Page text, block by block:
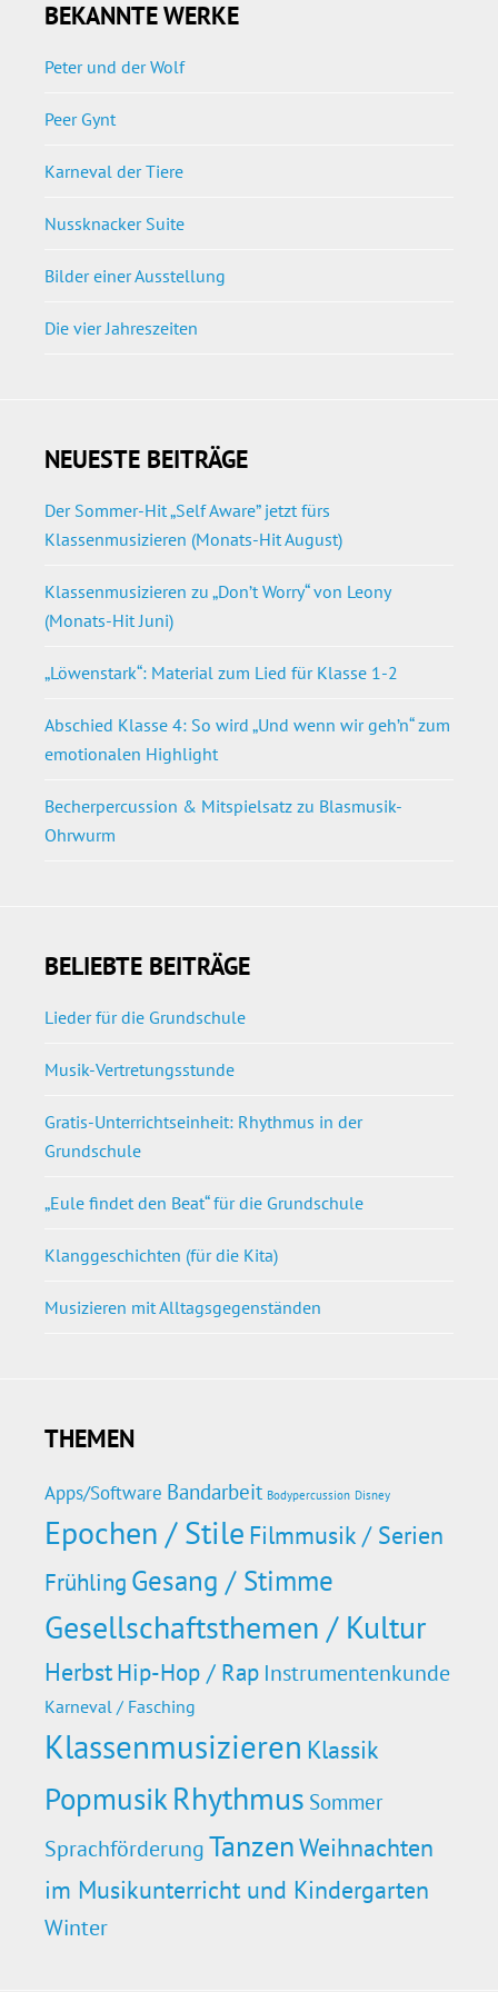
BEKANNTE WERKE
Peter und der Wolf
Peer Gynt
Karneval der Tiere
Nussknacker Suite
Bilder einer Ausstellung
Die vier Jahreszeiten
NEUESTE BEITRÄGE
Der Sommer-Hit „Self Aware” jetzt fürs
Klassenmusizieren (Monats-Hit August)
Klassenmusizieren zu „Don’t Worry“ von Leony
(Monats-Hit Juni)
„Löwenstark“: Material zum Lied für Klasse 1-2
Abschied Klasse 4: So wird „Und wenn wir geh’n“ zum
emotionalen Highlight
Becherpercussion & Mitspielsatz zu Blasmusik-
Ohrwurm
BELIEBTE BEITRÄGE
Lieder für die Grundschule
Musik-Vertretungsstunde
Gratis-Unterrichtseinheit: Rhythmus in der
Grundschule
„Eule findet den Beat“ für die Grundschule
Klanggeschichten (für die Kita)
Musizieren mit Alltagsgegenständen
THEMEN
Apps/Software Bandarbeit Bodypercussion Disney
Epochen / Stile Filmmusik / Serien
Frühling Gesang / Stimme
Gesellschaftsthemen / Kultur
HerbstHip-Hop / Rap Instrumentenkunde
Karneval / Fasching
Klassenmusizieren Klassik
PopmusikRhythmus Sommer
SprachförderungTanzenWeihnachten
im Musikunterricht und Kindergarten
Winter